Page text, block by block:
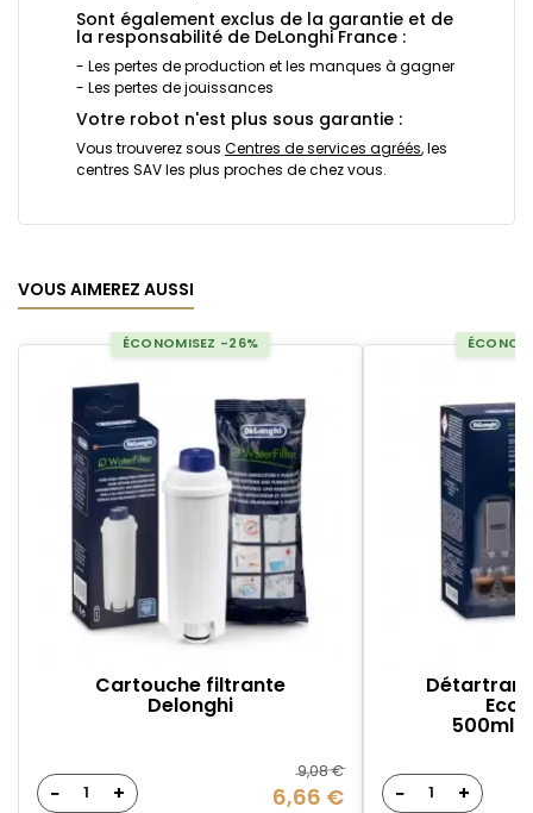
Sont également exclus de la garantie et de
la responsabilité de DeLonghi France :
- Les pertes de production et les manques à gagner
- Les pertes de jouissances
Votre robot n'est plus sous garantie :
Vous trouverez sous Centres de services agréés, les
centres SAV les plus proches de chez vous.
VOUS AIMEREZ AUSSI
ÉCONOMISEZ -26%
Cartouche filtrante
Delonghi
− +
9,08 €
6,66 €
500ml -
− +